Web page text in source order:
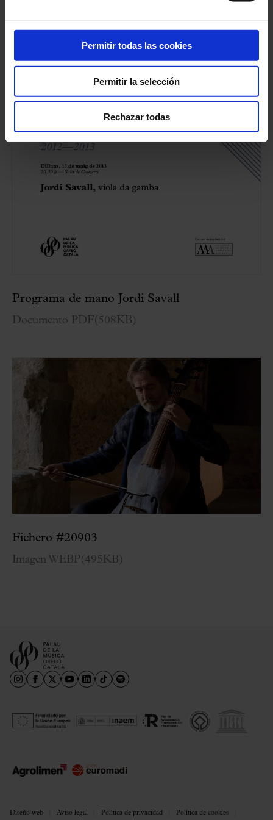
Permitir todas las cookies
Permitir la selección
Rechazar todas
Programa de mano Jordi Savall
Documento PDF(508KB )
Fichero #20903
Imagen WEBP(495KB )
Diseño web Aviso legal Política de privacidad Política de cookies